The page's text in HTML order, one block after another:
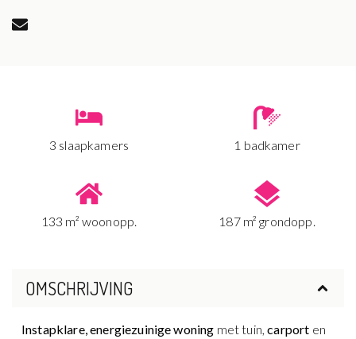
3 slaapkamers 1 badkamer
133 m² woonopp. 187 m² grondopp.
OMSCHRIJVING
Instapklare, energiezuinige woning met tuin,carport en